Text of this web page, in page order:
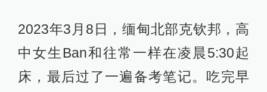
2023年3月8日，缅甸北部克钦邦，高
中女生Ban和往常一样在凌晨5:30起
床，最后过了一遍备考笔记。吃完早